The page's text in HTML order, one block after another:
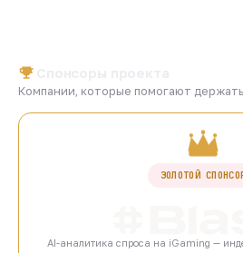
Компании, которые помогают
ЗОЛОТОЙ
AI-аналитика спроса на iGaming —